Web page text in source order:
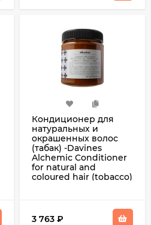
Кондиционер для
натуральных и
окрашенных волос
(табак) -Davines
Alchemic Conditioner
for natural and
coloured hair (tobacco)
3 763 ₽